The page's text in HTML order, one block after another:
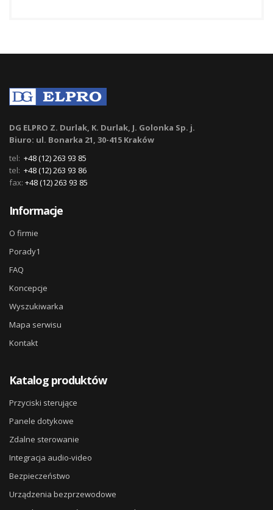
DG ELPRO Z. Durlak, K. Durlak, J. Golonka Sp. j.
Biuro: ul. Bonarka 21, 30-415 Kraków
tel: +48 (12) 263 93 85
tel: +48 (12) 263 93 86
fax: +48 (12) 263 93 85
Informacje
O firmie
Porady1
FAQ
Koncepcje
Wyszukiwarka
Mapa serwisu
Kontakt
Katalog produktów
Przyciski sterujące
Panele dotykowe
Zdalne sterowanie
Integracja audio-video
Bezpieczeństwo
Urządzenia bezprzewodowe